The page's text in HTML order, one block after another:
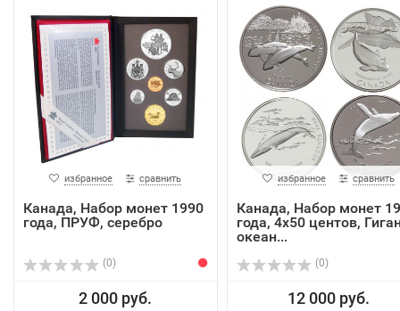
избранное сравнить
Канада, Набор монет 1990
года, ПРУФ, серебро
(0)
2 000 руб.
избранное сравнить
Канада, Набор монет
года, 4х50 центов,
океан...
(0)
12 000 руб.